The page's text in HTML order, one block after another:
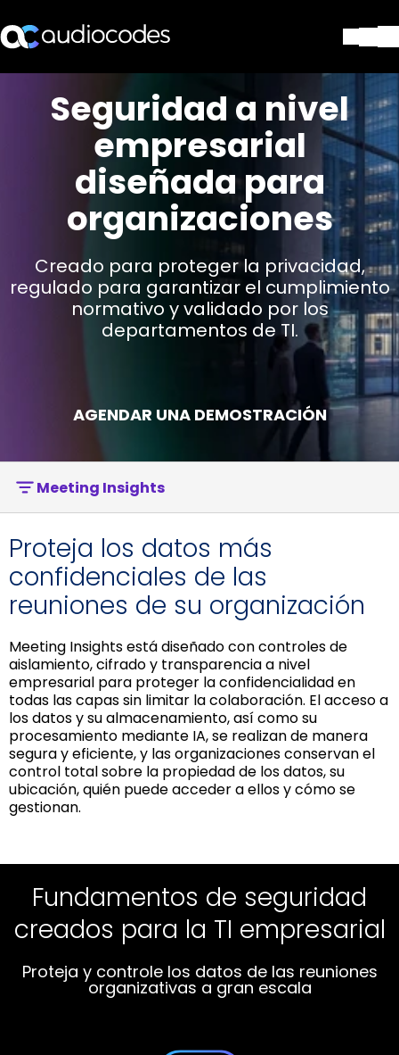
Productos y Aplicaciones
Servicios y Soporte Técnico
Stay in the loop
SUSCRÍBASE A NUESTRO BOLETÍN
Seguridad a nivel
empresarial
diseñada para
organizaciones
Creado para proteger la privacidad,
regulado para garantizar el cumplimiento
normativo y validado por los
departamentos de TI.
AGENDAR UNA DEMOSTRACIÓN
Meeting Insights
Proteja los datos más
confidenciales de las
reuniones de su organización
Meeting Insights está diseñado con controles de
aislamiento, cifrado y transparencia a nivel
empresarial para proteger la confidencialidad en
todas las capas sin limitar la colaboración. El acceso a
los datos y su almacenamiento, así como su
procesamiento mediante IA, se realizan de manera
segura y eficiente, y las organizaciones conservan el
control total sobre la propiedad de los datos, su
ubicación, quién puede acceder a ellos y cómo se
gestionan.
Fundamentos de seguridad
creados para la TI empresarial
Proteja y controle los datos de las reuniones
organizativas a gran escala
Controles de seguridad
diseñados para la TI y el
cumplimiento normativo
Controle el acceso, la visibilidad y la supervisión
Privacidad y seguridad de la IA
creadas para la gobernanza
IA organizacional diseñada para entornos
regulados